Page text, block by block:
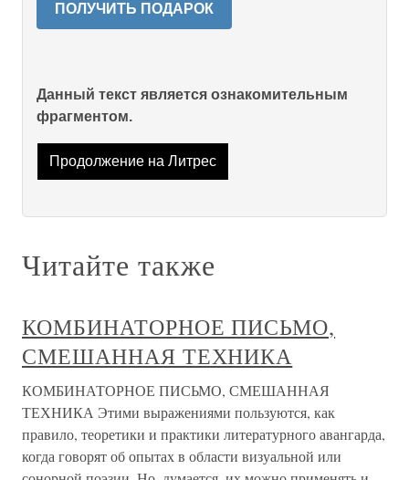
ПОЛУЧИТЬ ПОДАРОК
Данный текст является ознакомительным
фрагментом.
Продолжение на Литрес
Читайте также
КОМБИНАТОРНОЕ ПИСЬМО,
СМЕШАННАЯ ТЕХНИКА
КОМБИНАТОРНОЕ ПИСЬМО, СМЕШАННАЯ
ТЕХНИКА Этими выражениями пользуются, как
правило, теоретики и практики литературного авангарда,
когда говорят об опытах в области визуальной или